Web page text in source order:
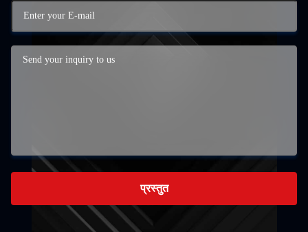
प्रस्तुत